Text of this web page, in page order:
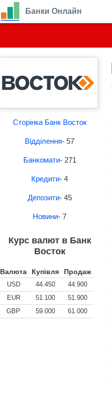
Банки Онлайн
Сторінка Банк Восток
Відділення- 57
Банкомати- 271
Кредити- 4
Депозити- 45
Новини- 7
Курс валют в Банк
Восток
Валюта Купівля Продаж
USD 44.450
44.900
EUR
51.100
51.900
GBP
59.000 61.000